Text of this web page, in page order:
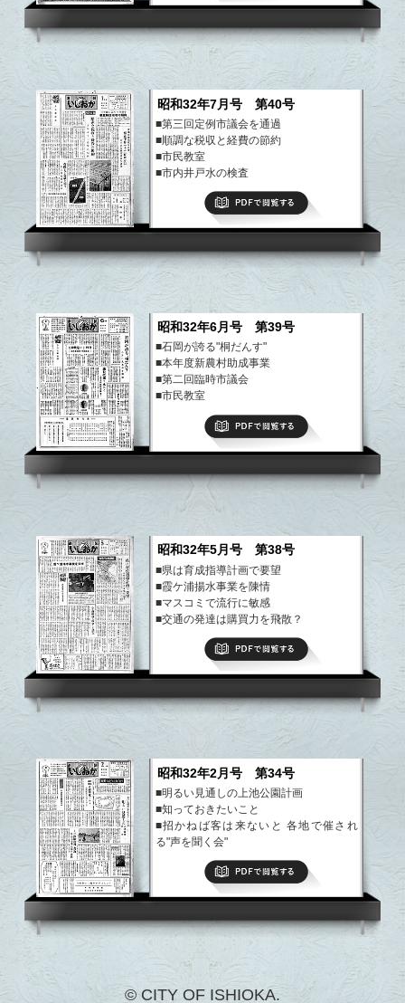
昭和32年7月号 第40号
■第三回定例市議会を通過
■順調な税収と経費の節約
■市民教室
■市内井戸水の検査
■上池公園施設の御寄附を募ります
昭和32年6月号 第39号
■石岡が誇る"桐だんす"
■本年度新農村助成事業
■第二回臨時市議会
■市民教室
■「観光」を生かす途は？
昭和32年5月号 第38号
■県は育成指導計画で要望
■霞ケ浦揚水事業を陳情
■マスコミで流行に敏感
■交通の発達は購買力を飛散？
■蚊とはえのいないモデル地区に四ヶ所を
PDFで閲覧する
昭和32年2月号 第34号
■明るい見通しの上池公園計画
■知っておきたいこと
■招かねば客は来ないと 各地で催され
る"声を聞く会"
■舞い込むお礼のことば
■嘆くなかれ 光はここにもある
PDFで閲覧する
© CITY OF ISHIOKA.